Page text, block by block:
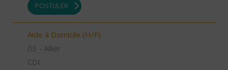
POSTULER
Aide à Domicile (H/F)
03 - Allier
CDI